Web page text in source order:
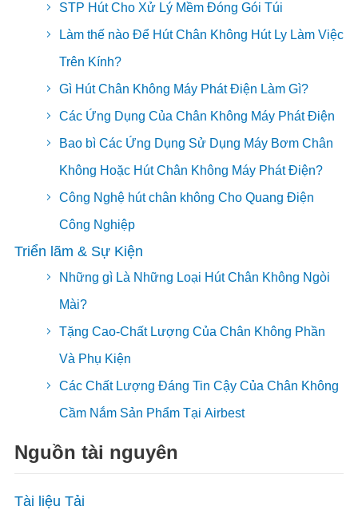
STP Hút Cho Xử Lý Mềm Đóng Gói Túi
Làm thế nào Để Hút Chân Không Hút Ly Làm Việc
Trên Kính?
Gì Hút Chân Không Máy Phát Điện Làm Gì?
Các Ứng Dụng Của Chân Không Máy Phát Điện
Bao bì Các Ứng Dụng Sử Dụng Máy Bơm Chân
Không Hoặc Hút Chân Không Máy Phát Điện?
Công Nghệ hút chân không Cho Quang Điện
Công Nghiệp
Triển lãm & Sự Kiện
Những gì Là Những Loại Hút Chân Không Ngòi
Mài?
Tặng Cao-Chất Lượng Của Chân Không Phần
Và Phụ Kiện
Các Chất Lượng Đáng Tin Cậy Của Chân Không
Cầm Nắm Sản Phẩm Tại Airbest
Nguồn tài nguyên
Tài liệu Tải